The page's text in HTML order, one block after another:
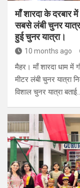
माँ शारदा के दरबार
सबसे लंबी चुनर
हुई चुनर यात्रा।
10 months ago
मैहर। माँ शारदा धाम
मीटर लंबी चुनर यात्रा
विशाल चुनर यात्रा